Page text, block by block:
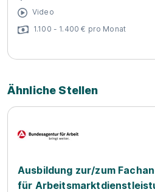
Video
1.100 - 1.400 € pro Monat
Ähnliche Stellen
Ausbildung zur/zum
für